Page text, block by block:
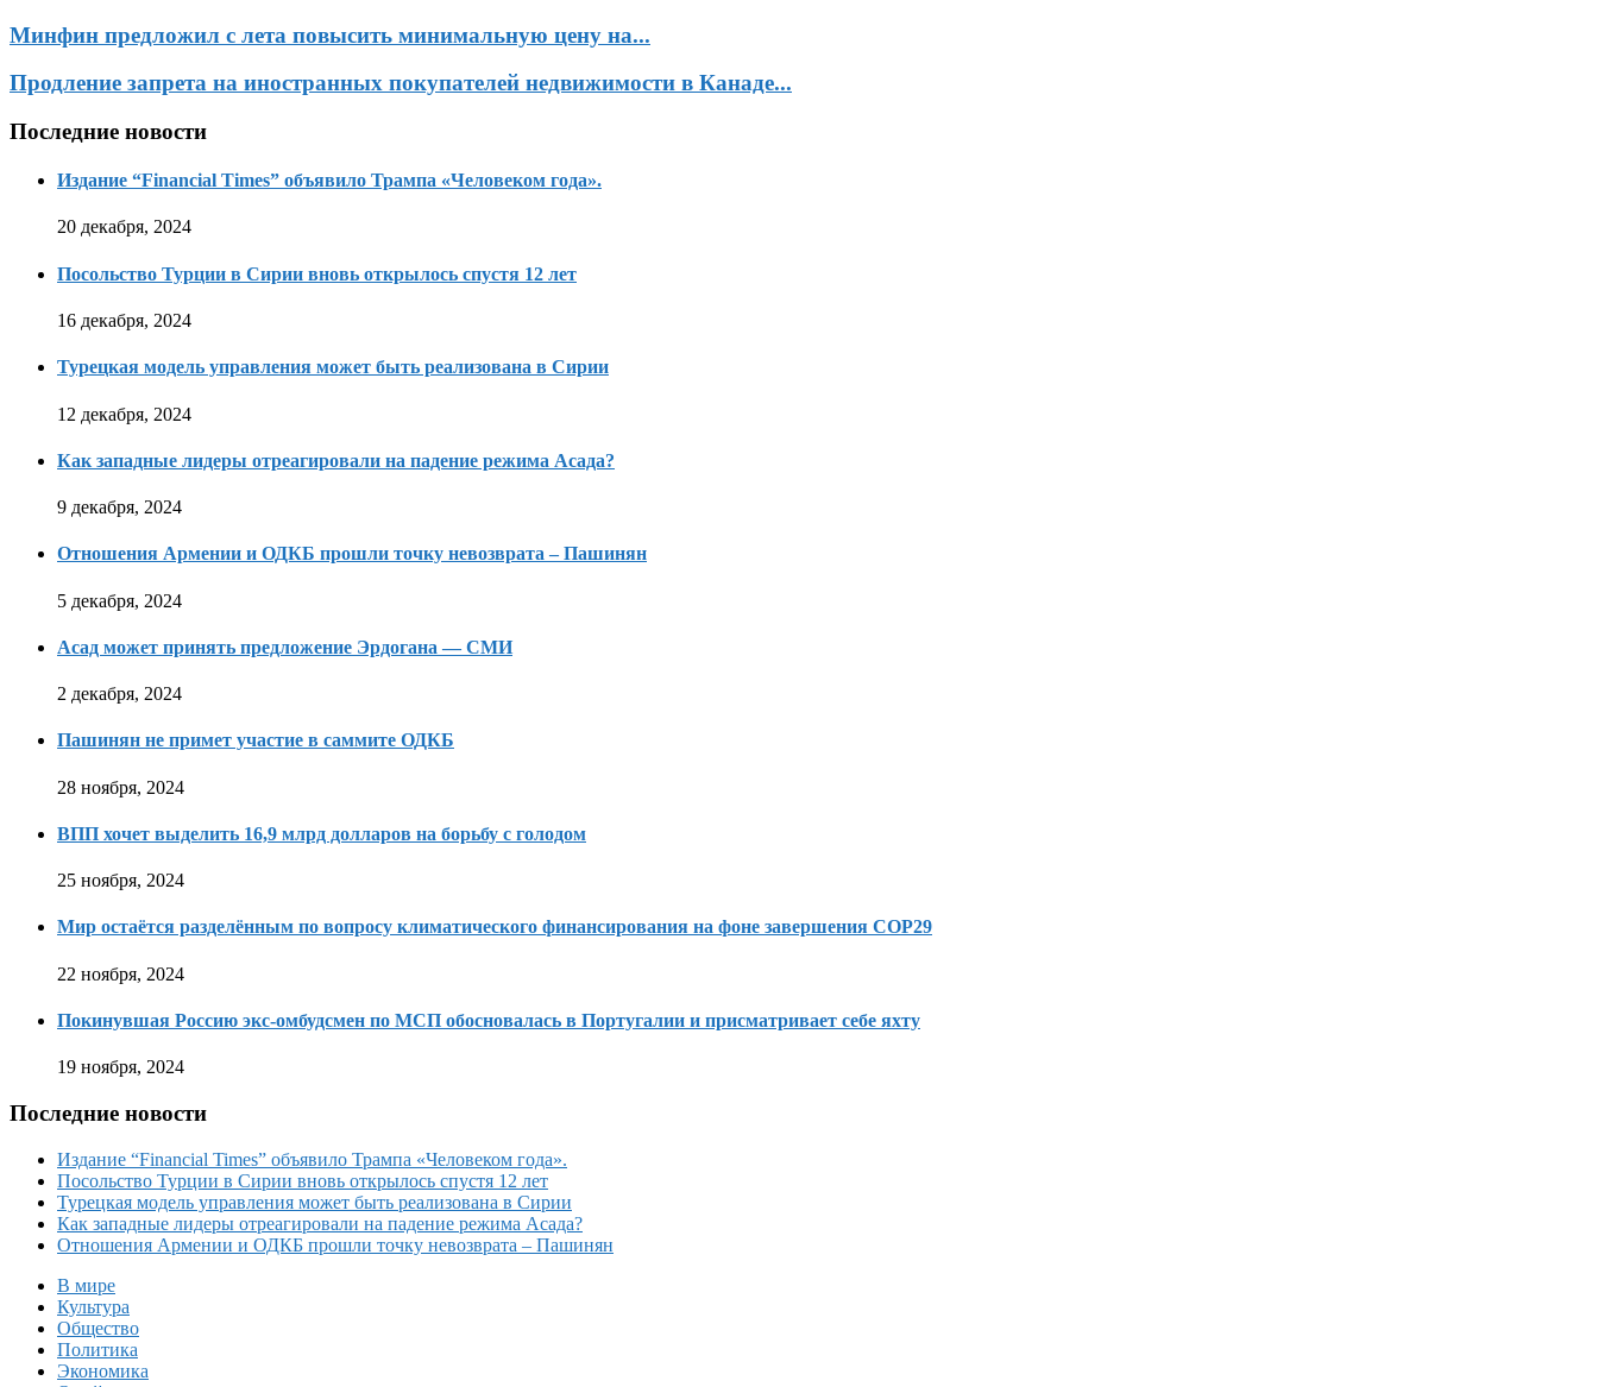
Минфин предложил с лета повысить минимальную цену на...
Продление запрета на иностранных покупателей недвижимости в Канаде...
Последние новости
Издание “Financial Times” объявило Трампа «Человеком года».
20 декабря, 2024
Посольство Турции в Сирии вновь открылось спустя 12 лет
16 декабря, 2024
Турецкая модель управления может быть реализована в Сирии
12 декабря, 2024
Как западные лидеры отреагировали на падение режима Асада?
9 декабря, 2024
Отношения Армении и ОДКБ прошли точку невозврата – Пашинян
5 декабря, 2024
Асад может принять предложение Эрдогана — СМИ
2 декабря, 2024
Пашинян не примет участие в саммите ОДКБ
28 ноября, 2024
ВПП хочет выделить 16,9 млрд долларов на борьбу с голодом
25 ноября, 2024
Мир остаётся разделённым по вопросу климатического финансирования на фоне завершения COP29
22 ноября, 2024
Покинувшая Россию экс-омбудсмен по МСП обосновалась в Португалии и присматривает себе яхту
19 ноября, 2024
Последние новости
Издание “Financial Times” объявило Трампа «Человеком года».
Посольство Турции в Сирии вновь открылось спустя 12 лет
Турецкая модель управления может быть реализована в Сирии
Как западные лидеры отреагировали на падение режима Асада?
Отношения Армении и ОДКБ прошли точку невозврата – Пашинян
В мире
Культура
Общество
Политика
Экономика